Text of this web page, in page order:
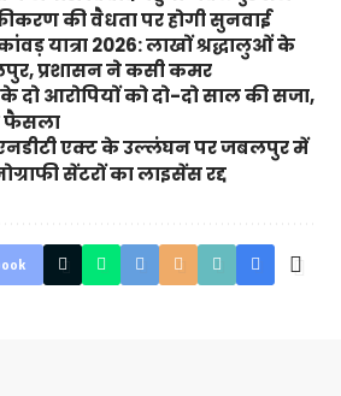
की वैधता पर होगी सुनवाई
यात्रा 2026: लाखों श्रद्धालुओं के
प्रशासन ने कसी कमर
दो आरोपियों को दो-दो साल की सजा,
फैसला
एक्ट के उल्लंघन पर जबलपुर में
सेंटरों का लाइसेंस रद्द